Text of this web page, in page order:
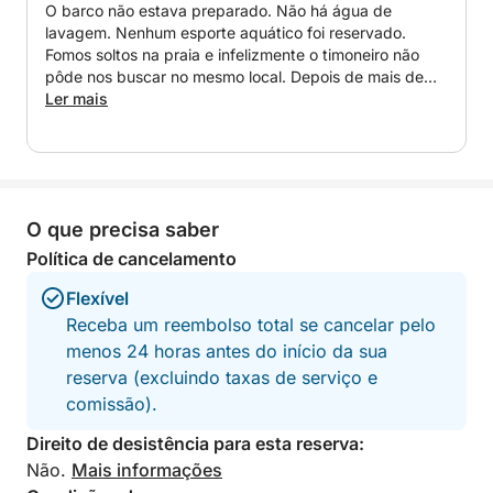
um itinerário que inclua as deslumbrantes ilhas do
arquipélago de Rovinj, locais secretos para nadar e
os trechos mais bonitos da costa.
experiências:
privadas
Praticar snorkel para descobrir a vida marinha local
Navegar por ilhas verdejantes e paisagens costeiras
deslumbrantes
Esportes aquáticos opcionais para quem busca
ainda mais emoção (disponíveis mediante
solicitação)
O barco não estava preparado. Não há água de
lavagem. Nenhum esporte aquático foi reservado.
Fomos soltos na praia e infelizmente o timoneiro não
pôde nos buscar no mesmo local. Depois de mais de
uma hora, um carro chegou para nos buscar e dirigimos
Ler mais
O que precisa saber
Política de cancelamento
Flexível
Receba um reembolso total se cancelar pelo
menos 24 horas antes do início da sua
reserva (excluindo taxas de serviço e
comissão).
Direito de desistência para esta reserva:
Não. Mais informações